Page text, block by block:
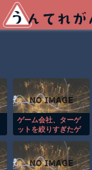
ゲーム会社、ターゲ
ットを絞りすぎたゲ
うｗｗｗｗ